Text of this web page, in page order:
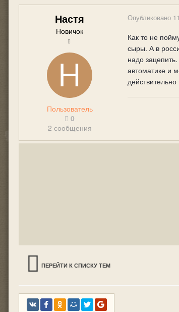
Настя
Новичок
Пользователь
0
2 сообщения
Опубликовано
Как то не
сыры. А в
надо
автоматике и
ПЕРЕЙТИ К СПИСКУ ТЕМ